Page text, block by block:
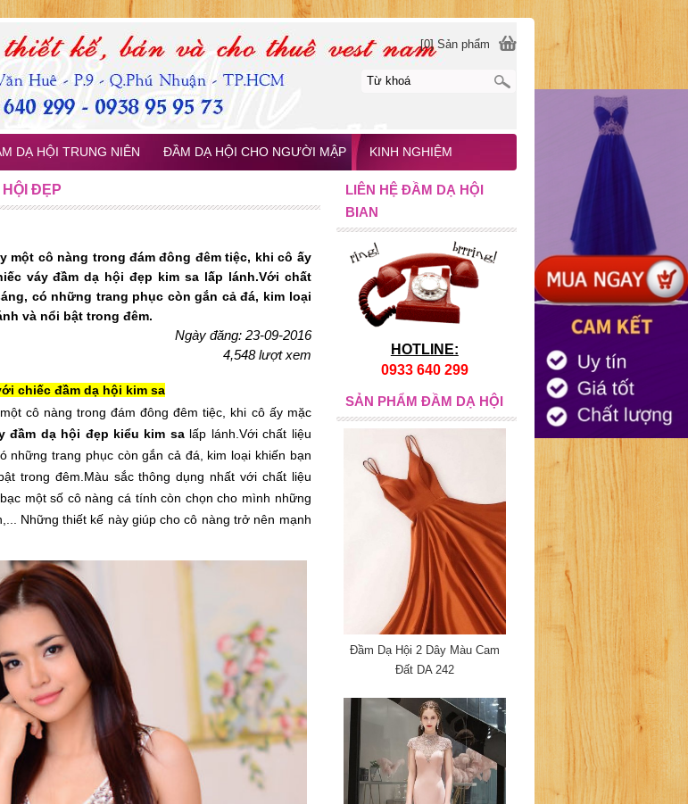
một cô nàng trong đám đông đêm tiệc, khi cô ấy
váy đầm dạ hội đẹp kim sa lấp lánh.Với chất
có những trang phục còn gắn cả đá, kim loại
và nổi bật trong đêm.
Ngày đăng: 23-09-2016
4,548 lượt xem
chiếc đầm dạ hội kim sa
cô nàng trong đám đông đêm tiệc, khi cô ấy mặc
đầm dạ hội đẹp kiểu kim sa lấp lánh. Với chất liệu
những trang phục còn gắn cả đá, kim loại khiến bạn
trong đêm. Màu sắc thông dụng nhất với chất liệu
một số cô nàng cá tính còn chọn cho mình những
Những thiết kế này giúp cho cô nàng trở nên mạnh
ĐẸP
LIÊN HỆ ĐẦM DẠ HỘI
BIAN
HOTLINE:
0933 640 299
SẢN PHẨM ĐẦM DẠ HỘI
Đầm Dạ Hội 2 Dây Màu Cam
Đất DA 242
[0] Sản phẩm
DẠ HỘI TRUNG NIÊN ĐẦM DẠ HỘI CHO NGƯỜI MẬP KINH NGHIỆM